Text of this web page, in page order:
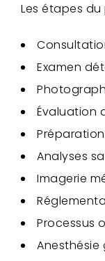
Les étapes
Examen
Évaluation
Analyses
Imagerie
Processus
Anesthésie